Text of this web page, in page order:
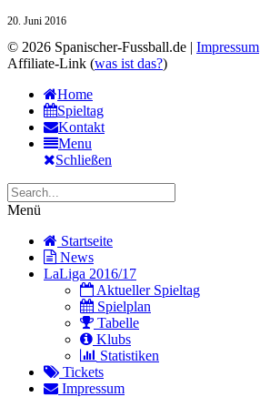
20. Juni 2016
© 2026 Spanischer-Fussball.de | Impressum
Affiliate-Link (was ist das?)
Home
Spieltag
Kontakt
Menu
Schließen
Menü
Startseite
News
LaLiga 2016/17
Aktueller Spieltag
Spielplan
Tabelle
Klubs
Statistiken
Tickets
Impressum